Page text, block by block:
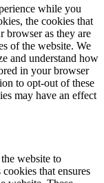
while you
the cookies that
browser as they are
of the website. We
and understand how
in your browser
to opt-out of these
may have an effect
website to
that ensures